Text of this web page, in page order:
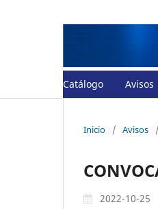
Catálogo Avisos
Inicio / Avisos /
2022-10-25